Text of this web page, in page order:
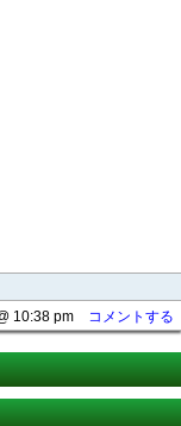
10:38 pm コメントする